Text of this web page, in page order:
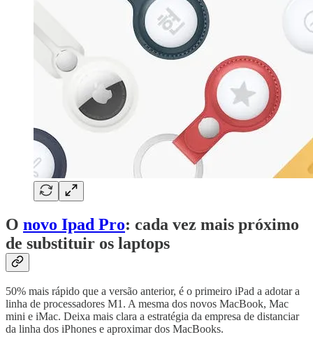
O novo Ipad Pro: cada vez mais próximo
de substituir os laptops
50% mais rápido que a versão anterior, é o primeiro iPad a adotar a
linha de processadores M1. A mesma dos novos MacBook, Mac
mini e iMac. Deixa mais clara a estratégia da empresa de distanciar
da linha dos iPhones e aproximar dos MacBooks.